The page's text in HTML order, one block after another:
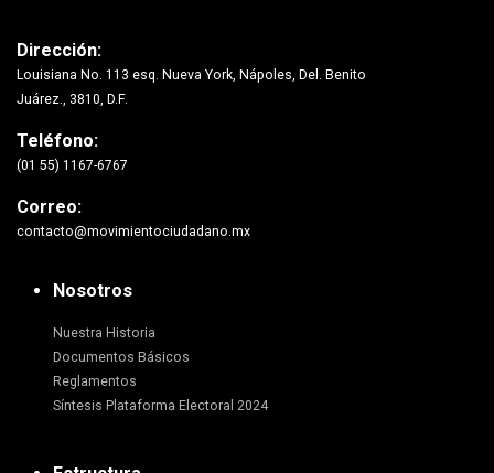
Dirección:
Louisiana No. 113 esq. Nueva York, Nápoles, Del. Benito
Juárez., 3810, D.F.
Teléfono:
(01 55) 1167-6767
Correo:
contacto@movimientociudadano.mx
Nosotros
Nuestra Historia
Documentos Básicos
Reglamentos
Síntesis Plataforma Electoral 2024